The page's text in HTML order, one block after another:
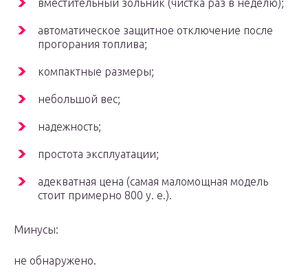
вместительный зольник (чистка раз в неделю);
автоматическое защитное отключение после
прогорания топлива;
компактные размеры;
небольшой вес;
надежность;
простота эксплуатации;
адекватная цена (самая маломощная модель
стоит примерно 800 у. е.).
Минусы:
не обнаружено.